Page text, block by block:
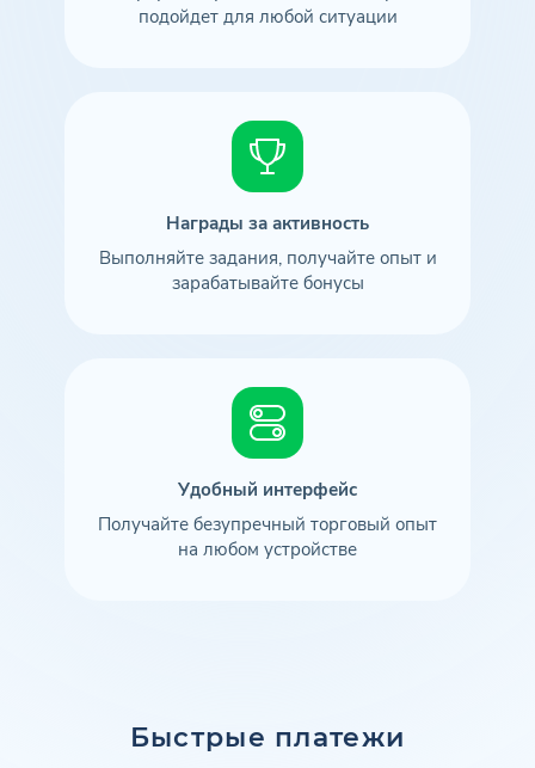
подойдет для любой ситуации
Награды за активность
Выполняйте задания, получайте опыт и
зарабатывайте бонусы
Удобный интерфейс
Получайте безупречный торговый опыт
на любом устройстве
Быстрые платежи